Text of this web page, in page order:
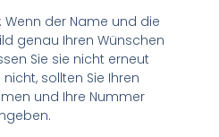
Wenn der Name und die
genau Ihren Wünschen
Sie sie nicht erneut
sollten Sie Ihren
und Ihre Nummer